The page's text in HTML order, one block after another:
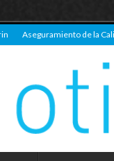
Aseguramiento de la